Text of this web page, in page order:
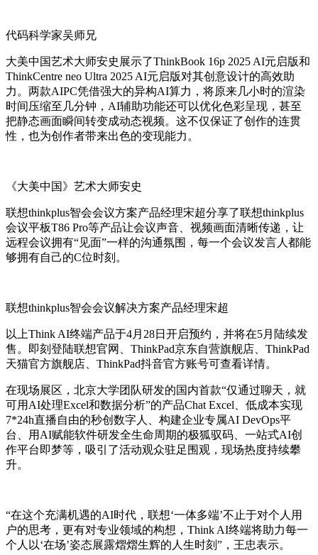
代码科学家吴师兄
大美中国艺术大师安史展示了ThinkBook 16p 2025 AI元启版和
ThinkCentre neo Ultra 2025 AI元启版对其创意设计的高效助
力。两款AIPC凭借强大的异构AI算力，将原来几小时的渲染
时间压缩至几分钟，AI辅助功能还可以优化色彩呈现，甚至
把静态画面瞬间转变成动态视频。这不仅保证了创作的连贯
性，也为创作者带来出色的变现能力。
《大美中国》艺术大师安史
联想thinkplus智会会议方案产品经理宋超分享了联想thinkplus
会议平板T86 Pro等产品让会议声音、视频画面清晰传递，让
远程会议拥有“见面”一样的沟通氛围，每一个会议发言人都能
够拥有自己的C位时刻。
联想thinkplus智会会议解决方案产品经理宋超
以上Think AI终端产品于4月28日开启预约，并将在5月陆续发
售。即刻登陆联想官网、ThinkPad京东自营旗舰店、ThinkPad
天猫官方旗舰店、ThinkPad抖音官方账号可查看详情。
在现场展区，北京大学团队研发的国内首款“仅通过聊天，就
可用AI处理Excel和数据分析”的产品Chat Excel、低成本实现
7*24h直播自由的秒创数字人、构建企业专属AI DevOps平
台、用AI赋能软件研发全生命周期的极狐驭码、一站式AI创
作平台即梦等，吸引了活动观众驻足围观，现场热度持续攀
升。
“在这个充满机遇的AI时代，联想‘一体多端’不止于对个人用
户的思考，更有对专业领域的构想，Think AI终端将助力每一
个人以‘在场’姿态展露熠熠生辉的人生时刻”，王忠表示。